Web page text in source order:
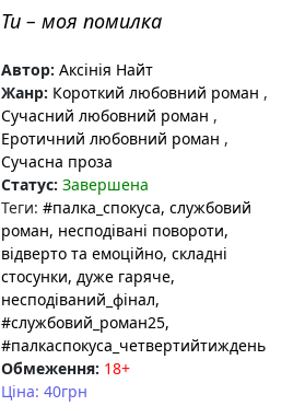
Ти – моя помилка
Автор: Аксінія Найт
Жанр: Короткий любовний роман ,
Сучасний любовний роман ,
Еротичний любовний роман ,
Сучасна проза
Статус: Завершена
Теги: #палка_спокуса, службовий
роман, несподівані повороти,
відверто та емоційно, складні
стосунки, дуже гаряче,
несподіваний_фінал,
#службовий_роман25,
#палкаспокуса_четвертийтиждень
Обмеження: 18+
Ціна: 40грн